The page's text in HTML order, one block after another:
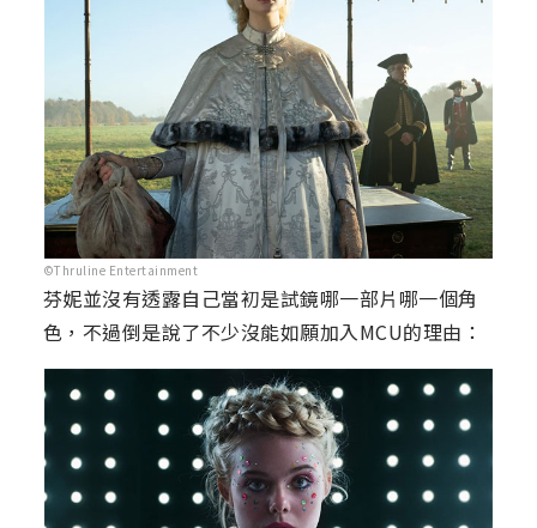
©Thruline Entertainment
芬妮並沒有透露自己當初是試鏡哪一部片哪一個角
色，不過倒是說了不少沒能如願加入MCU的理由：